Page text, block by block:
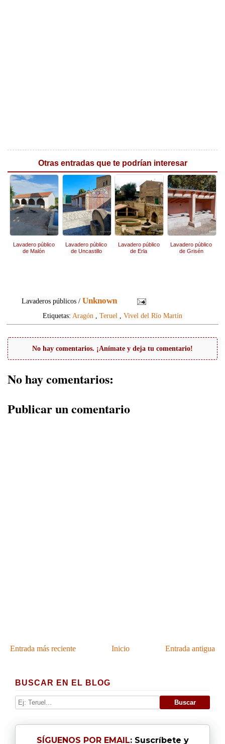
Otras entradas que te podrían interesar
Lavadero público
de Malón
Lavadero público
de Uncastillo
Lavadero público
de Erla
Lavadero público
de Grisén
Lavaderos públicos /Unknown
Etiquetas: Aragón , Teruel , Vivel del Río Martín
No hay comentarios. ¡Anímate y deja tu comentario!
No hay comentarios:
Publicar un comentario
Entrada más reciente Entrada antigua
Inicio
BUSCAR EN EL BLOG
SÍGUENOS POR EMAIL: Suscríbete y